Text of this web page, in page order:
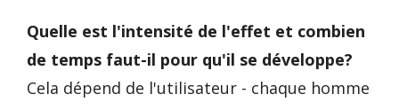
Quelle est l'intensité de l'effet et combien
de temps faut-il pour qu'il se développe?
Cela dépend de l'utilisateur - chaque homme